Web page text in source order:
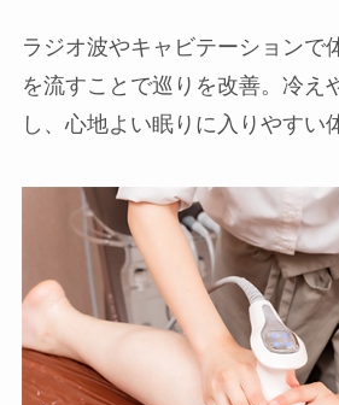
ラジオ波やキャビテーションで
を流すことで巡りを改善。冷え
し、心地よい眠りに入りやすい